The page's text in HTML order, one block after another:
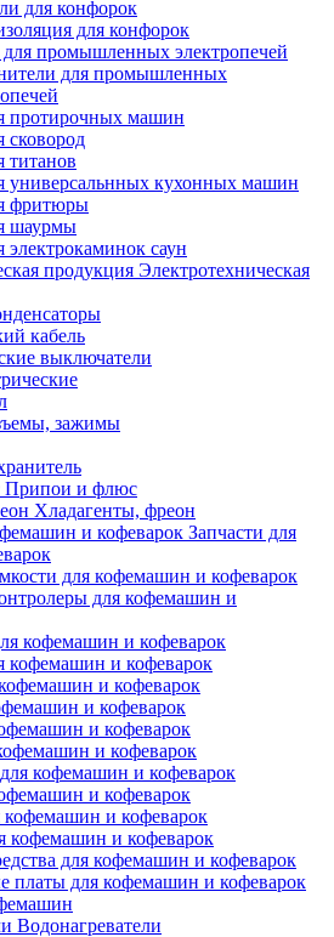
для конфорок
для конфорок
промышленных электропечей
для промышленных
протирочных машин
сковород
титанов
универсальнных кухонных машин
фритюры
шаурмы
электрокаминок саун
Электротехническая
кабель
выключатели
зажимы
Припои и флюс
Хладагенты, фреон
Запчасти для
для кофемашин и кофеварок
для кофемашин и
кофемашин и кофеварок
кофемашин и кофеварок
и кофеварок
и кофеварок
и кофеварок
и кофеварок
кофемашин и кофеварок
и кофеварок
кофемашин и кофеварок
кофемашин и кофеварок
для кофемашин и кофеварок
платы для кофемашин и кофеварок
Водонагреватели